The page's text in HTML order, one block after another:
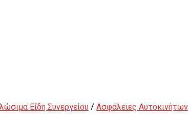
Είδη Συνεργείου / Ασφάλειες Αυτοκινήτων